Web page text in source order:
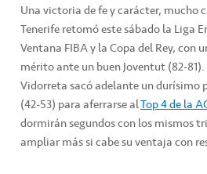
Una victoria de fe y carácter, mucho
Tenerife retomó este sábado la Liga
Ventana FIBA y la Copa del Rey,
mérito ante un buen Joventut (82-81).
Vidorreta sacó adelante un durísimo
(42-53) para aferrarse alTop 4 de la
dormirán segundos con los mismos
ampliar más si cabe su ventaja con